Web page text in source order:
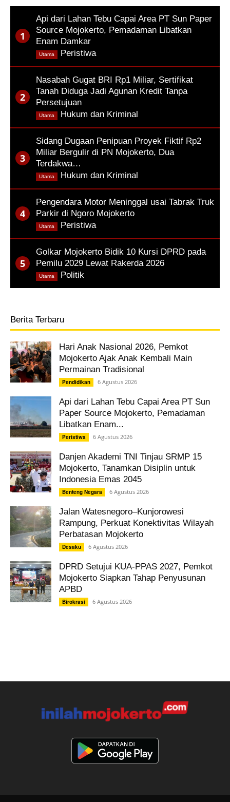
Api dari Lahan Tebu Capai Area PT Sun Paper
Source Mojokerto, Pemadaman Libatkan
Enam Damkar
Peristiwa
Utama
Nasabah Gugat BRI Rp1 Miliar, Sertifikat
Tanah Diduga Jadi Agunan Kredit Tanpa
Persetujuan
Hukum dan Kriminal
Utama
Sidang Dugaan Penipuan Proyek Fiktif Rp2
Miliar Bergulir di PN Mojokerto, Dua
Terdakwa…
Hukum dan Kriminal
Utama
Pengendara Motor Meninggal usai Tabrak Truk
Parkir di Ngoro Mojokerto
Peristiwa
Utama
Golkar Mojokerto Bidik 10 Kursi DPRD pada
Pemilu 2029 Lewat Rakerda 2026
Politik
Utama
Berita Terbaru
Hari Anak Nasional 2026, Pemkot
Mojokerto Ajak Anak Kembali Main
Permainan Tradisional
Pendidikan 6 Agustus 2026
Api dari Lahan Tebu Capai Area PT Sun
Paper Source Mojokerto, Pemadaman
Libatkan Enam...
Peristiwa 6 Agustus 2026
Danjen Akademi TNI Tinjau SRMP 15
Mojokerto, Tanamkan Disiplin untuk
Indonesia Emas 2045
Benteng Negara 6 Agustus 2026
Jalan Watesnegoro–Kunjorowesi
Rampung, Perkuat Konektivitas Wilayah
Perbatasan Mojokerto
Desaku 6 Agustus 2026
DPRD Setujui KUA-PPAS 2027, Pemkot
Mojokerto Siapkan Tahap Penyusunan
APBD
Birokrasi 6 Agustus 2026